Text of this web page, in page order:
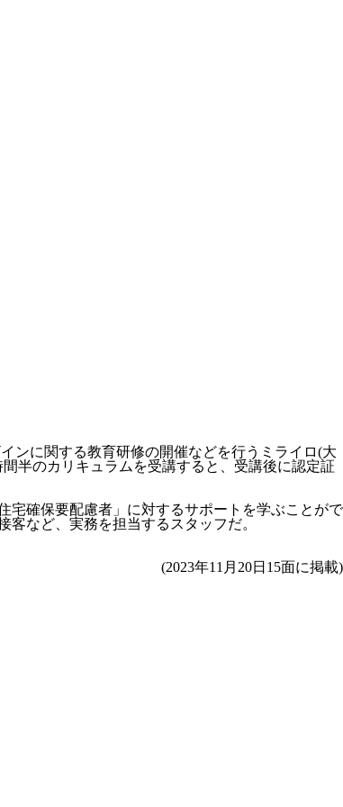
ンに関する教育研修の開催などを行うミライロ(大
半のカリキュラムを受講すると、受講後に認定証
宅確保要配慮者」に対するサポートを学ぶことがで
など、実務を担当するスタッフだ。
(2023年11月20日15面に掲載)